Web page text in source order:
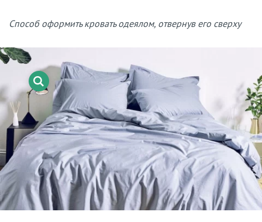
Способ оформить кровать одеялом, отвернув его сверху